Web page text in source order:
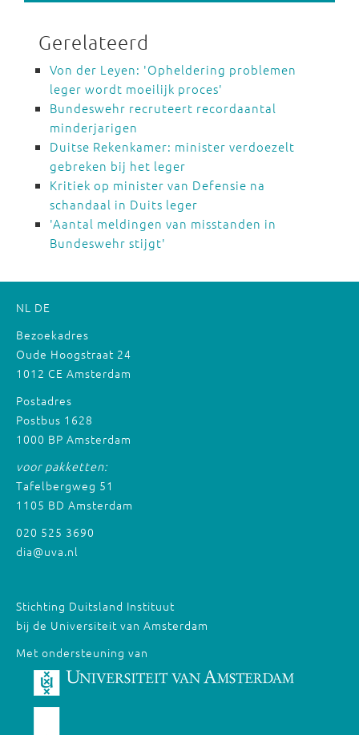
Gerelateerd
Von der Leyen: 'Opheldering problemen
leger wordt moeilijk proces'
Bundeswehr recruteert recordaantal
minderjarigen
Duitse Rekenkamer: minister verdoezelt
gebreken bij het leger
Kritiek op minister van Defensie na
schandaal in Duits leger
'Aantal meldingen van misstanden in
Bundeswehr stijgt'
NL DE
Bezoekadres
Oude Hoogstraat 24
1012 CE Amsterdam
Postadres
Postbus 1628
1000 BP Amsterdam
voor pakketten:
Tafelbergweg 51
1105 BD Amsterdam
020 525 3690
dia@uva.nl
Stichting Duitsland Instituut
bij de Universiteit van Amsterdam
Met ondersteuning van